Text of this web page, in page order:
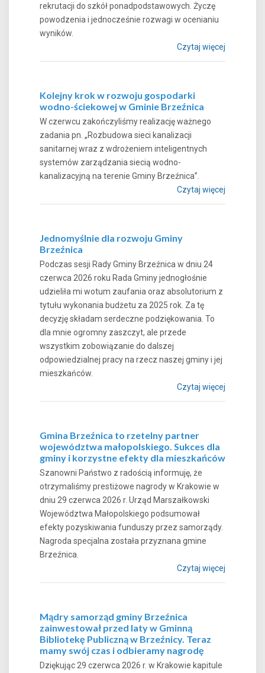
rekrutacji do szkół ponadpodstawowych. Życzę
powodzenia i jednocześnie rozwagi w ocenianiu
wyników.
Czytaj więcej
Kolejny krok w rozwoju gospodarki
wodno-ściekowej w Gminie Brzeźnica
W czerwcu zakończyliśmy realizację ważnego
zadania pn. „Rozbudowa sieci kanalizacji
sanitarnej wraz z wdrożeniem inteligentnych
systemów zarządzania siecią wodno-
kanalizacyjną na terenie Gminy Brzeźnica”.
Czytaj więcej
Jednomyślnie dla rozwoju Gminy
Brzeźnica
Podczas sesji Rady Gminy Brzeźnica w dniu 24
czerwca 2026 roku Rada Gminy jednogłośnie
udzieliła mi wotum zaufania oraz absolutorium z
tytułu wykonania budżetu za 2025 rok. Za tę
decyzję składam serdeczne podziękowania. To
dla mnie ogromny zaszczyt, ale przede
wszystkim zobowiązanie do dalszej
odpowiedzialnej pracy na rzecz naszej gminy i jej
mieszkańców.
Czytaj więcej
Gmina Brzeźnica to rzetelny partner
województwa małopolskiego. Sukces dla
gminy i korzystne efekty dla mieszkańców
Szanowni Państwo z radością informuję, że
otrzymaliśmy prestiżowe nagrody w Krakowie w
dniu 29 czerwca 2026 r. Urząd Marszałkowski
Województwa Małopolskiego podsumował
efekty pozyskiwania funduszy przez samorządy.
Nagroda specjalna została przyznana gmine
Brzeźnica.
Czytaj więcej
Mądry samorząd gminy Brzeźnica
zainwestował przed laty w Gminną
Bibliotekę Publiczną w Brzeźnicy. Teraz
mamy swój czas i odbieramy nagrodę
Dziękując 29 czerwca 2026 r. w Krakowie kapitule